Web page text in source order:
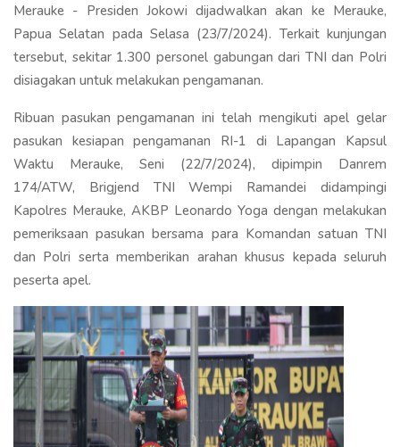
Merauke - Presiden Jokowi dijadwalkan akan ke Merauke,
Papua Selatan pada Selasa (23/7/2024). Terkait kunjungan
tersebut, sekitar 1.300 personel gabungan dari TNI dan Polri
disiagakan untuk melakukan pengamanan.
Ribuan pasukan pengamanan ini telah mengikuti apel gelar
pasukan kesiapan pengamanan RI-1 di Lapangan Kapsul
Waktu Merauke, Seni (22/7/2024), dipimpin Danrem
174/ATW, Brigjend TNI Wempi Ramandei didampingi
Kapolres Merauke, AKBP Leonardo Yoga dengan melakukan
pemeriksaan pasukan bersama para Komandan satuan TNI
dan Polri serta memberikan arahan khusus kepada seluruh
peserta apel.